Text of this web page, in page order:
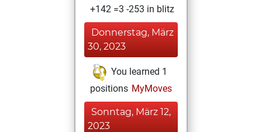
+142 =3 -253 in blitz
Donnerstag, März
30, 2023
You learned 1
positions MyMoves
Sonntag, März 12,
2023